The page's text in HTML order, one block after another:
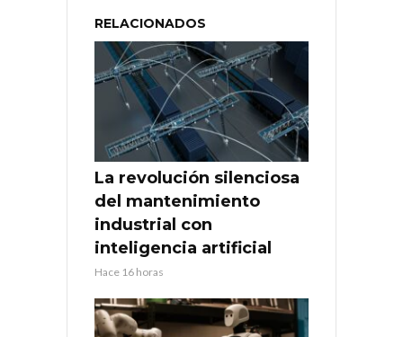
RELACIONADOS
La revolución silenciosa
del mantenimiento
industrial con
inteligencia artificial
Hace 16 horas